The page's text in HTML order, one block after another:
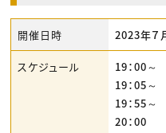
開催日時 2023年７
スケジュール
19：00～
19：05～
19：55
20：00